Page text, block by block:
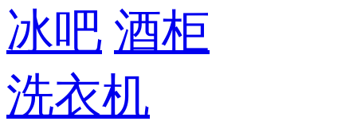
冰吧 酒柜
洗衣机